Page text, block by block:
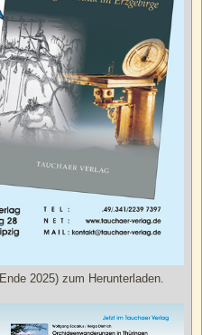
2025) zum Herunterladen.